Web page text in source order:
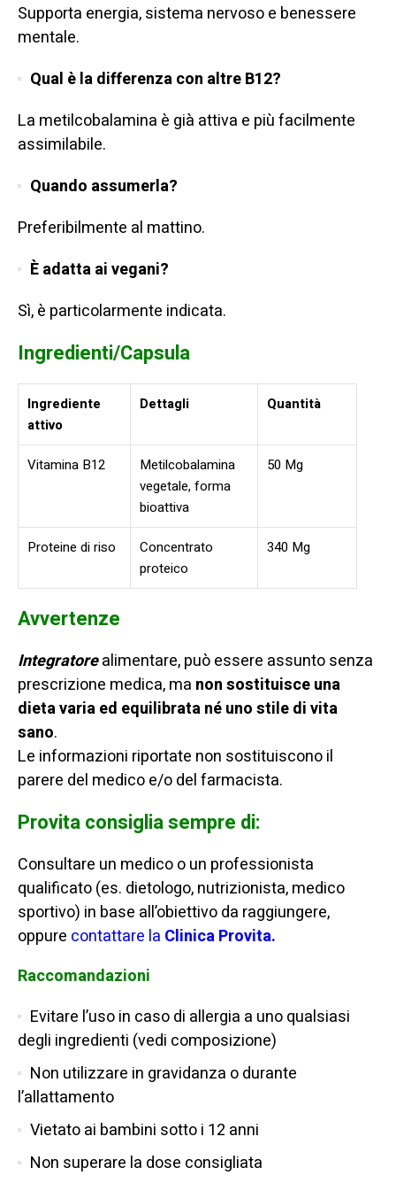
Supporta energia, sistema nervoso e benessere
mentale.
Qual è la differenza con altre B12?
La metilcobalamina è già attiva e più facilmente
assimilabile.
Quando assumerla?
Preferibilmente al mattino.
È adatta ai vegani?
Sì, è particolarmente indicata.
Ingredienti/Capsula
Ingrediente
attivo
Dettagli Quantità
Vitamina B12
Metilcobalamina
vegetale, forma
bioattiva
50 Mg
Proteine di riso
Concentrato
proteico
340 Mg
Avvertenze
Integratorealimentare, può essere assunto senza
prescrizione medica, ma non sostituisce una
dieta varia ed equilibrata né uno stile di vita
sano.
Le informazioni riportate non sostituiscono il
parere del medico e/o del farmacista.
Provita consiglia sempre di:
Consultare un medico o un professionista
qualificato (es. dietologo, nutrizionista, medico
sportivo) in base all’obiettivo da raggiungere,
oppure contattare la Clinica Provita.
Raccomandazioni
Evitare l’uso in caso di allergia a uno qualsiasi
degli ingredienti (vedi composizione)
Non utilizzare in gravidanza o durante
l’allattamento
Vietato ai bambini sotto i 12 anni
Non superare la dose consigliata